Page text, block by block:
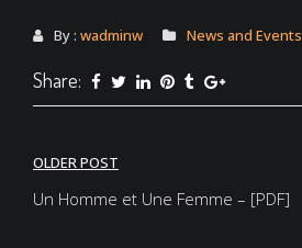
By : wadminw News and Events
Share:
Post
navigation
OLDER POST
Un Homme et Une Femme – [PDF]